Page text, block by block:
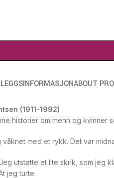
ABOUT
(1911-1992)
historier om menn og kvinner
våknet med et rykk. Det var
utstøtte et lite skrik, som jeg
jeg turte.